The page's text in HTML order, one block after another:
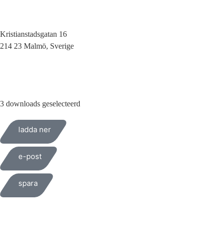
Kristianstadsgatan 16
214 23 Malmö, Sverige
3 downloads geselecteerd
ladda ner
e-post
spara